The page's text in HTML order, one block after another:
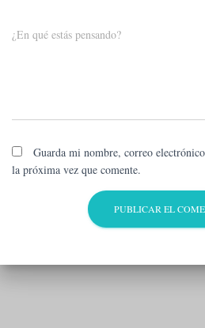
¿En qué estás pensando?
Guarda mi nombre, correo
la próxima vez que comente.